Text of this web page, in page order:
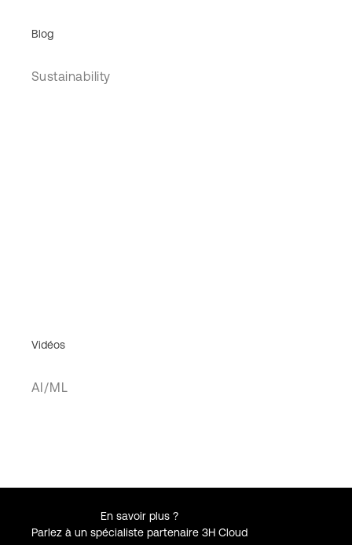
Blog
Sustainability
Vidéos
AI/ML
En savoir plus ?
Parlez à un spécialiste partenaire 3H Cloud